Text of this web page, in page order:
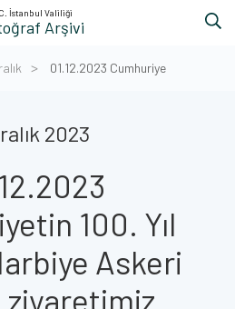
İstanbul Valiliği
Arşivi
01.12.2023 Cumhuriye
2023
100. Yıl
Askeri
ziyaretimiz